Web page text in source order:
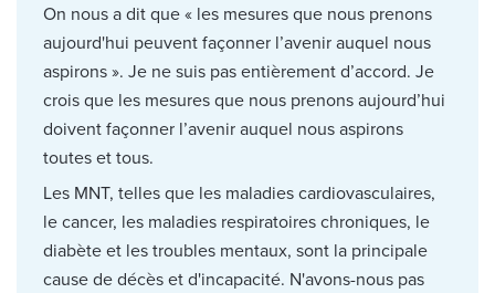
On nous a dit que « les mesures que nous prenons
aujourd'hui peuvent façonner l’avenir auquel nous
aspirons ». Je ne suis pas entièrement d’accord. Je
crois que les mesures que nous prenons aujourd’hui
doivent façonner l’avenir auquel nous aspirons
toutes et tous.
Les MNT, telles que les maladies cardiovasculaires,
le cancer, les maladies respiratoires chroniques, le
diabète et les troubles mentaux, sont la principale
cause de décès et d'incapacité. N'avons-nous pas